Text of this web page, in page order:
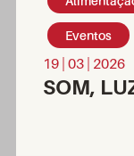
Eventos
19 | 03 | 2026
SOM,